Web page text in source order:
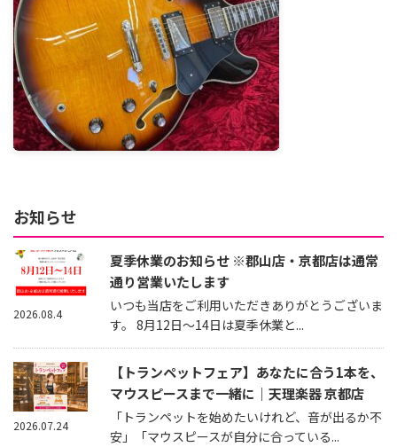
お知らせ
夏季休業のお知らせ ※郡山店・京都店は通常
通り営業いたします
いつも当店をご利用いただきありがとうございま
す。 8月12日～14日は夏季休業と...
2026.08.4
【トランペットフェア】あなたに合う1本を、
マウスピースまで一緒に｜天理楽器 京都店
「トランペットを始めたいけれど、音が出るか不
安」「マウスピースが自分に合っている...
2026.07.24